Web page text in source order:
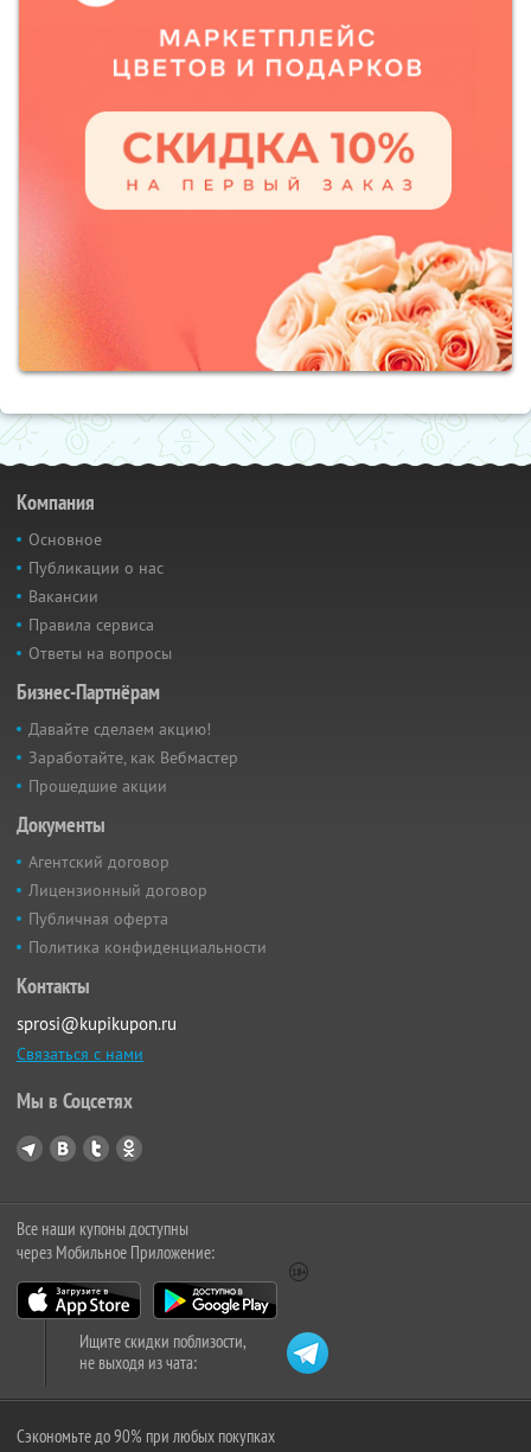
Компания
Основное
Публикации о нас
Вакансии
Правила сервиса
Ответы на вопросы
Бизнес-Партнёрам
Давайте сделаем акцию!
Заработайте, как Вебмастер
Прошедшие акции
Документы
Агентский договор
Лицензионный договор
Публичная оферта
Политика конфиденциальности
Контакты
sprosi@kupikupon.ru
Связаться с нами
Мы в Соцсетях
Все наши купоны доступны
через Мобильное Приложение:
Ищите скидки поблизости,
не выходя из чата:
Сэкономьте до 90% при любых покупках